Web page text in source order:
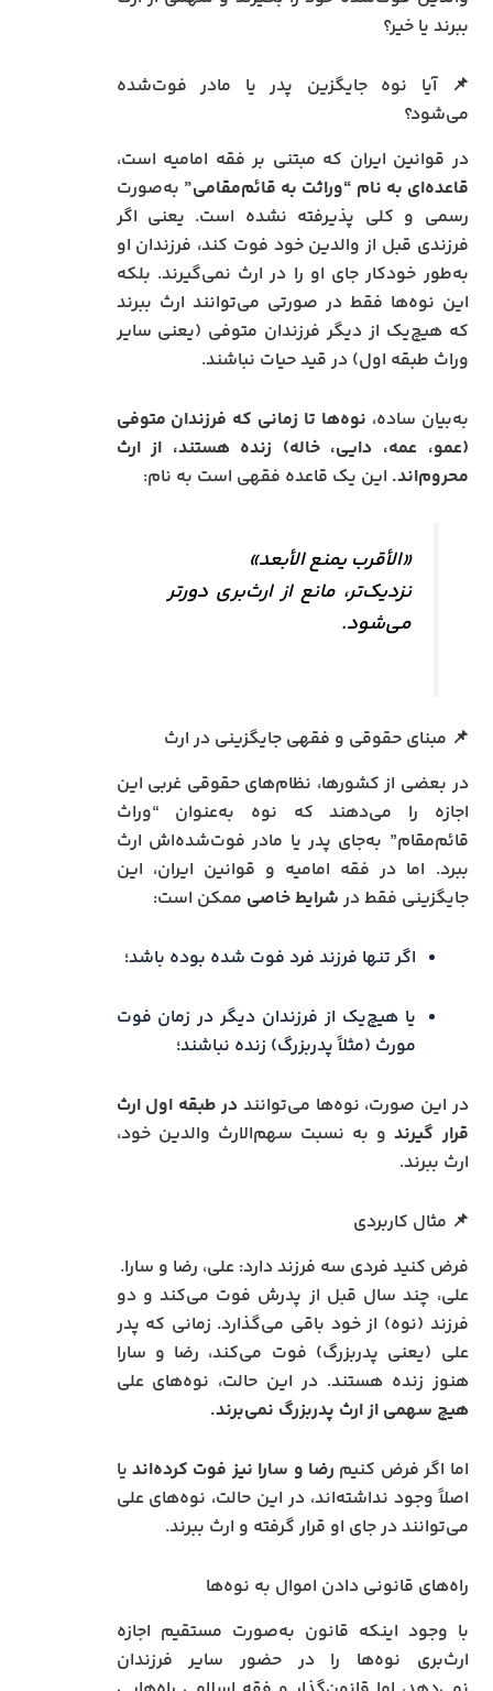
ببرند یا خیر؟
📌 آیا نوه جایگزین پدر یا مادر فوت‌شده
می‌شود؟
در قوانین ایران که مبتنی بر فقه امامیه است،
قاعده‌ای به نام “وراثت به قائم‌مقامی” به‌صورت
رسمی و کلی پذیرفته نشده است. یعنی اگر
فرزندی قبل از والدین خود فوت کند، فرزندان او
به‌طور خودکار جای او را در ارث نمی‌گیرند. بلکه
این نوه‌ها فقط در صورتی می‌توانند ارث ببرند
که هیچ‌یک از دیگر فرزندان متوفی (یعنی سایر
وراث طبقه اول) در قید حیات نباشند.
به‌بیان ساده، نوه‌ها تا زمانی که فرزندان متوفی
(عمو، عمه، دایی، خاله) زنده هستند، از ارث
محروم‌اند. این یک قاعده فقهی است به نام:
«الأقرب یمنع الأبعد»
نزدیک‌تر، مانع از ارث‌بری دورتر
می‌شود.
📌 مبنای حقوقی و فقهی جایگزینی در ارث
در بعضی از کشورها، نظام‌های حقوقی غربی این
اجازه را می‌دهند که نوه به‌عنوان “وراث
قائم‌مقام” به‌جای پدر یا مادر فوت‌شده‌اش ارث
ببرد. اما در فقه امامیه و قوانین ایران، این
جایگزینی فقط در شرایط خاصی ممکن است:
اگر تنها فرزند فرد فوت شده بوده باشد؛
یا هیچ‌یک از فرزندان دیگر در زمان فوت
مورث (مثلاً پدربزرگ) زنده نباشند؛
در این صورت، نوه‌ها می‌توانند در طبقه اول ارث
قرار گیرندو به نسبت سهم‌الارث والدین خود،
ارث ببرند.
📌 مثال کاربردی
فرض کنید فردی سه فرزند دارد: علی، رضا و سارا.
علی، چند سال قبل از پدرش فوت می‌کند و دو
فرزند (نوه) از خود باقی می‌گذارد. زمانی که پدر
علی (یعنی پدربزرگ) فوت می‌کند، رضا و سارا
هنوز زنده هستند. در این حالت، نوه‌های علی
هیچ سهمی از ارث پدربزرگ نمی‌برند.
اما اگر فرض کنیم رضا و سارا نیز فوت کرده‌اند یا
اصلاً وجود نداشته‌اند، در این حالت، نوه‌های علی
می‌توانند در جای او قرار گرفته و ارث ببرند.
راه‌های قانونی دادن اموال به نوه‌ها
با وجود اینکه قانون به‌صورت مستقیم اجازه
ارث‌بری نوه‌ها را در حضور سایر فرزندان